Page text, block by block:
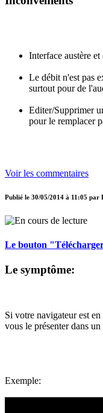
Interface austère
Le débit n'est pas
surtout pour de
Editer/Supprimer
pour le remplacer
Voir les commentaires
Publié le 30/05/2014 à 11:05 par
Le bouton
Le symptôme:
Si votre navigateur est
vous le présenter dans
Exemple: